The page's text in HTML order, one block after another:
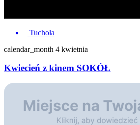
Tuchola
calendar_month 4 kwietnia
Kwiecień z kinem SOKÓŁ